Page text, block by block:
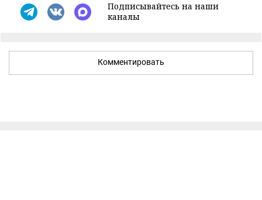
Подписывайтесь на наши
каналы
Комментировать